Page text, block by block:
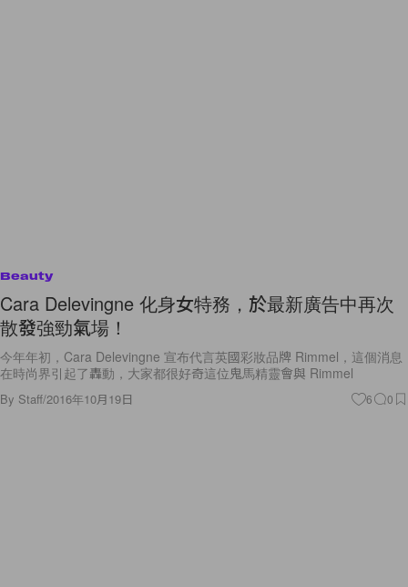
Beauty
Cara Delevingne 化身女特務，於最新廣告中再次
散發強勁氣場！
今年年初，Cara Delevingne 宣布代言英國彩妝品牌 Rimmel，這個消息
在時尚界引起了轟動，大家都很好奇這位鬼馬精靈會與 Rimmel
By Staff/2016年10月19日 6 0